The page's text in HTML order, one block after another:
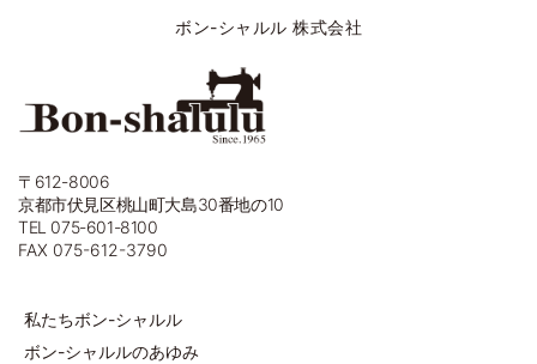
ボン-シャルル 株式会社
〒612-8006
京都市伏見区桃山町大島30番地の10
TEL 075-601-8100
FAX 075-612-3790
私たちボン-シャルル
ボン-シャルルのあゆみ